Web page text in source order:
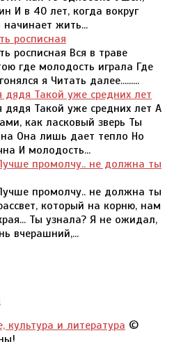
И в 40 лет, когда вокруг
начинает жить...
росписная
росписная Вся в траве
где молодость играла Где
я Читать далее.........
дядя Такой уже средних лет
дядя Такой уже средних лет А
как ласковый зверь Ты
Она лишь дает тепло Но
И молодость...
промолчу.. не должна ты
промолчу.. не должна ты
который на корню, нам
Ты узнала? Я не ожидал,
вчерашний,...
и литература ©